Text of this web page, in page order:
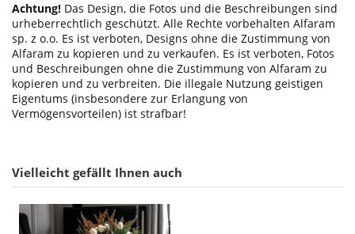
Achtung! Das Design, die Fotos und die Beschreibungen sind
urheberrechtlich geschützt. Alle Rechte vorbehalten Alfaram
sp. z o.o. Es ist verboten, Designs ohne die Zustimmung von
Alfaram zu kopieren und zu verkaufen. Es ist verboten, Fotos
und Beschreibungen ohne die Zustimmung von Alfaram zu
kopieren und zu verbreiten. Die illegale Nutzung geistigen
Eigentums (insbesondere zur Erlangung von
Vermögensvorteilen) ist strafbar!
Vielleicht gefällt Ihnen auch